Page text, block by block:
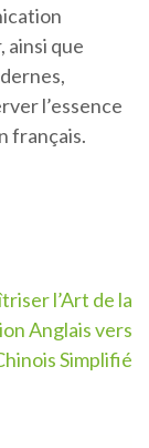
que
l’essence
français.
l’Art de la
Anglais vers
Simplifié